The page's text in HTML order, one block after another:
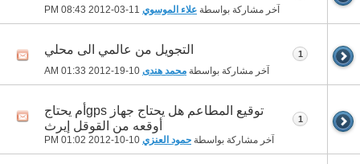
آخر مشاركة بواسطة علاء الموسوي 08:43 PM
التجويل من عالمي الى محلي
آخر مشاركة بواسطة محمد هندى 01:33 AM
1
توقيع المطاعم هل يحتاج جهاز gpsأم يحتاج
أوقعه من القوقل إيرث
آخر مشاركة بواسطة حمود العنزي 01:02 PM
1